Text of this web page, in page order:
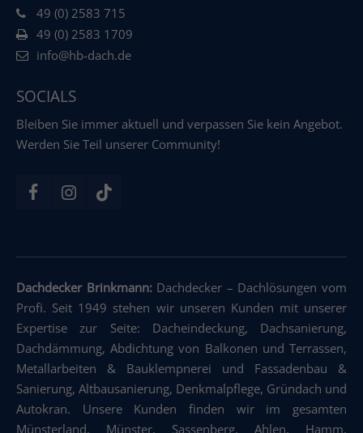
49 (0) 2583 715
49 (0) 2583 1709
info@hb-dach.de
SOCIALS
Bleiben Sie immer aktuell und verpassen Sie kein Angebot.
Werden Sie Teil unserer Community!
Dachdecker Brinkmann: Dachdecker – Dachlösungen vom
Profi. Seit 1949 stehen wir unseren Kunden mit unserer
Expertise zur Seite: Dacheindeckung, Dachsanierung,
Dachdämmung,Abdichtung von Balkonen und Terrassen,
Metallarbeiten & Bauklempnerei und Fassadenbau &
Sanierung, Altbausanierung, Denkmalpflege, Gründach und
Autokran. Unsere Kunden finden wir im gesamten
Münsterland, Münster, Sassenberg, Ahlen, Hamm,